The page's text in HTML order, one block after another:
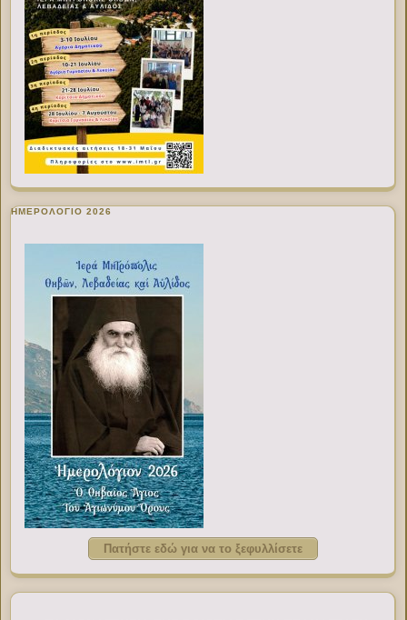
ΗΜΕΡΟΛΟΓΙΟ 2026
Πατήστε εδώ για να το ξεφυλλίσετε